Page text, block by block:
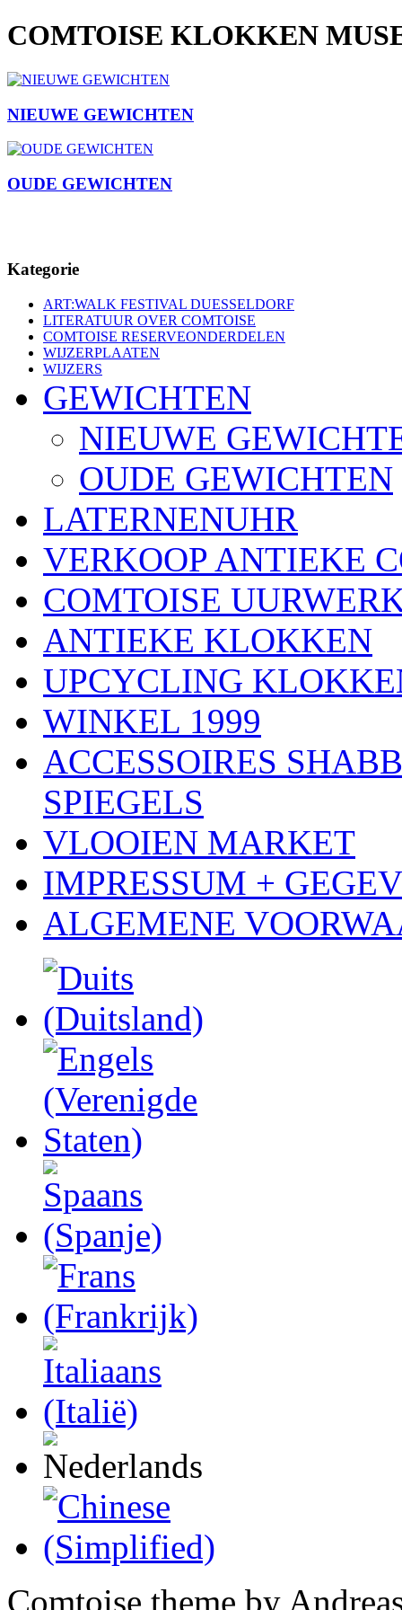
COMTOISE KLOKKEN
NIEUWE GEWICHTEN
OUDE GEWICHTEN
Kategorie
ART:WALK FESTIVAL DUESSELDORF
LITERATUUR OVER COMTOISE
COMTOISE RESERVEONDERDELEN
WIJZERPLAATEN
WIJZERS
GEWICHTEN
NIEUWE
OUDE GEWICHTEN
LATERNENUHR
VERKOOP ANTIEKE
COMTOISE
ANTIEKE KLOKKEN
UPCYCLING
WINKEL 1999
ACCESSOIRES
SPIEGELS
VLOOIEN MARKET
IMPRESSUM +
ALGEMENE
Comtoise theme by